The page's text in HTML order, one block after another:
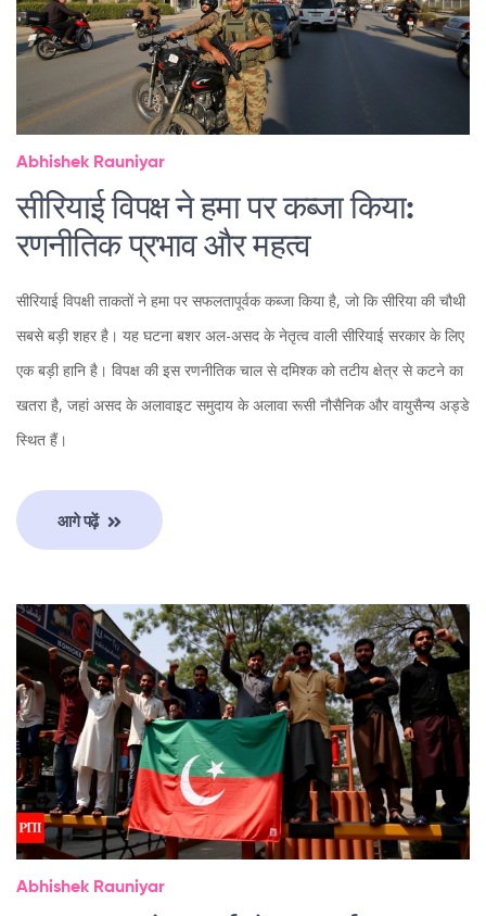
Abhishek Rauniyar
सीरियाई विपक्ष ने हमा पर कब्जा किया:
रणनीतिक प्रभाव और महत्व
सीरियाई विपक्षी ताकतों ने हमा पर सफलतापूर्वक कब्जा किया है, जो कि सीरिया की चौथी
सबसे बड़ी शहर है। यह घटना बशर अल-असद के नेतृत्व वाली सीरियाई सरकार के लिए
एक बड़ी हानि है। विपक्ष की इस रणनीतिक चाल से दमिश्क को तटीय क्षेत्र से कटने का
खतरा है, जहां असद के अलावाइट समुदाय के अलावा रूसी नौसैनिक और वायुसैन्य अड्डे
स्थित हैं।
आगे पढ़ें
Abhishek Rauniyar